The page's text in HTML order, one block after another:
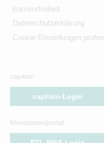
Barrierefreiheit
Datenschutzerklärung
Cookie-Einstellungen prüfen
capitain
capitain-Login
Mandantenportal